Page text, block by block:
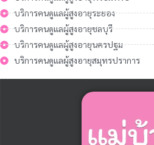
บริการคนดูแลผู้สูงอายุระยอง
บริการคนดูแลผู้สูงอายุชลบุรี
บริการคนดูแลผู้สูงอายุนครปฐม
บริการคนดูแลผู้สูงอายุสมุทรปราการ